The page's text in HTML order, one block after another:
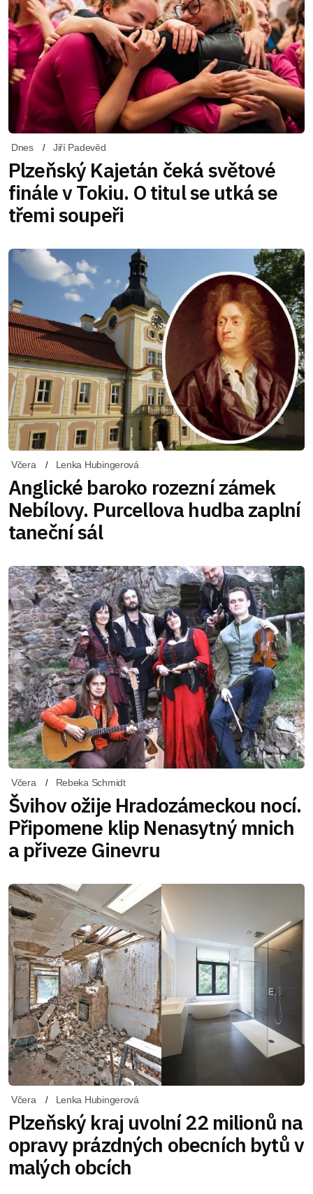
Dnes Jiří Padevěd
Plzeňský Kajetán čeká světové
finále v Tokiu. O titul se utká se
třemi soupeři
Včera Lenka Hubingerová
Anglické baroko rozezní zámek
Nebílovy. Purcellova hudba zaplní
taneční sál
Včera Rebeka Schmidt
Švihov ožije Hradozámeckou nocí.
Připomene klip Nenasytný mnich
a přiveze Ginevru
Včera Lenka Hubingerová
Plzeňský kraj uvolní 22 milionů na
opravy prázdných obecních bytů v
malých obcích